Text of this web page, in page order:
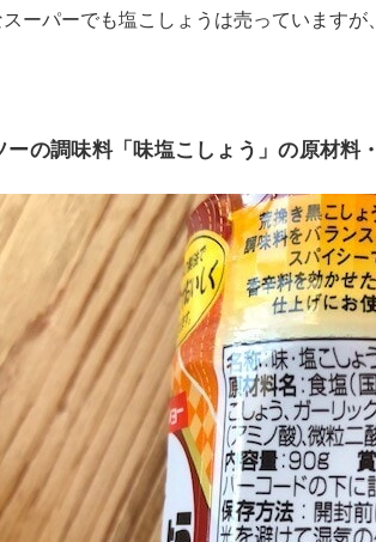
ーパーでも塩こしょうは売っていますが
ーの調味料「味塩こしょう」の原材料